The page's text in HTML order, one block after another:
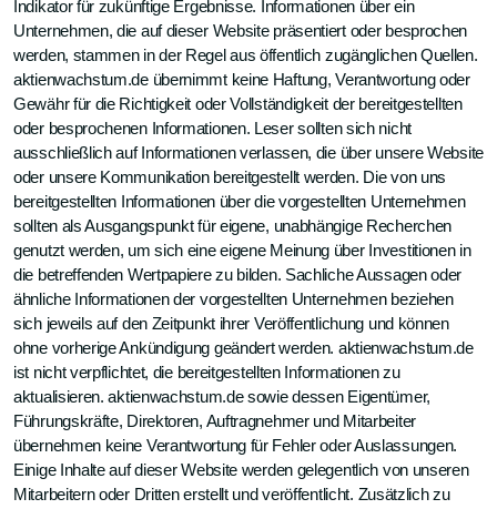
Indikator für zukünftige Ergebnisse. Informationen über ein
Unternehmen, die auf dieser Website präsentiert oder besprochen
werden, stammen in der Regel aus öffentlich zugänglichen Quellen.
aktienwachstum.de übernimmt keine Haftung, Verantwortung oder
Gewähr für die Richtigkeit oder Vollständigkeit der bereitgestellten
oder besprochenen Informationen. Leser sollten sich nicht
ausschließlich auf Informationen verlassen, die über unsere Website
oder unsere Kommunikation bereitgestellt werden. Die von uns
bereitgestellten Informationen über die vorgestellten Unternehmen
sollten als Ausgangspunkt für eigene, unabhängige Recherchen
genutzt werden, um sich eine eigene Meinung über Investitionen in
die betreffenden Wertpapiere zu bilden. Sachliche Aussagen oder
ähnliche Informationen der vorgestellten Unternehmen beziehen
sich jeweils auf den Zeitpunkt ihrer Veröffentlichung und können
ohne vorherige Ankündigung geändert werden. aktienwachstum.de
ist nicht verpflichtet, die bereitgestellten Informationen zu
aktualisieren. aktienwachstum.de sowie dessen Eigentümer,
Führungskräfte, Direktoren, Auftragnehmer und Mitarbeiter
übernehmen keine Verantwortung für Fehler oder Auslassungen.
Einige Inhalte auf dieser Website werden gelegentlich von unseren
Mitarbeitern oder Dritten erstellt und veröffentlicht. Zusätzlich zu